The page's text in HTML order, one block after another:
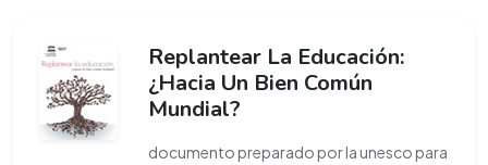
Replantear La Educación:
¿Hacia Un Bien Común
Mundial?
documento preparado por la unesco para